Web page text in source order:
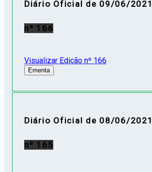
Diário Oficial de 09/06/2021
nº 166
Visualizar Edição nº 166
Ementa
Diário Oficial de 08/06/2021
nº 165